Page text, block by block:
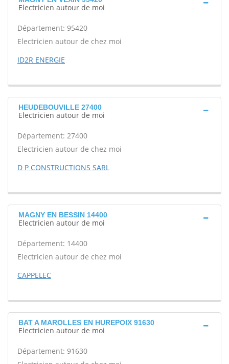
Electricien autour de moi
Département: 95420
Electricien autour de chez moi
ID2R ENERGIE
HEUDEBOUVILLE 27400
Electricien autour de moi
Département: 27400
Electricien autour de chez moi
D P CONSTRUCTIONS SARL
MAGNY EN BESSIN 14400
Electricien autour de moi
Département: 14400
Electricien autour de chez moi
CAPPELEC
BAT A MAROLLES EN HUREPOIX 91630
Electricien autour de moi
Département: 91630